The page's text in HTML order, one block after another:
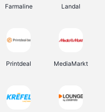
Farmaline Landal
Printdeal MediaMarkt